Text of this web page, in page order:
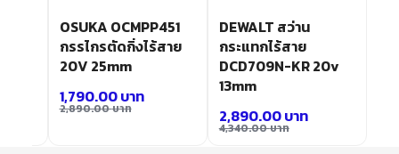
OSUKA OCMPP451
กรรไกรตัดกิ่งไร้สาย
20V 25mm
2,890.00บาท
1,790.00บาท
DEWALT สว่าน
กระแทกไร้สาย
DCD709N-KR 20v
13mm
4,340.00บาท
2,890.00บาท